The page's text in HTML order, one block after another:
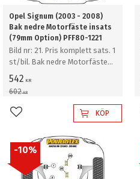
Opel Signum (2003 - 2008)
Bak nedre Motorfäste insats
(79mm Option) PFF80-1221
Bild nr: 21. Pris komplett sats. 1
st/bil. Bak nedre Motorfäste
insats (79mm Option)
542 KR
602KR
Lägg till i favoriterKÖP
10%